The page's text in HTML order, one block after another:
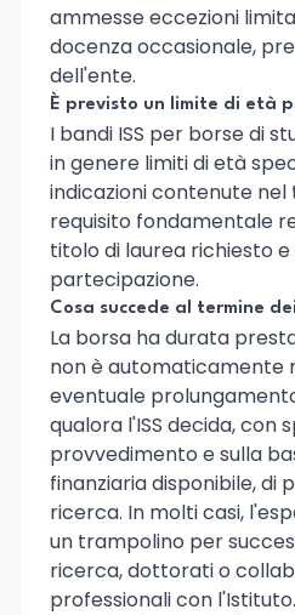
ammesse eccezioni
docenza occasionale,
dell'ente.
È previsto un limite di età
I bandi ISS per borse di
in genere limiti di età
indicazioni contenute nel
requisito fondamentale
titolo di laurea richiesto
partecipazione.
Cosa succede al termine
La borsa ha durata
non è automaticamente
eventuale
qualora l'ISS decida, con
provvedimento e sulla
finanziaria disponibile, di
ricerca. In molti casi,
un trampolino per
ricerca, dottorati o
professionali con l'Istituto.